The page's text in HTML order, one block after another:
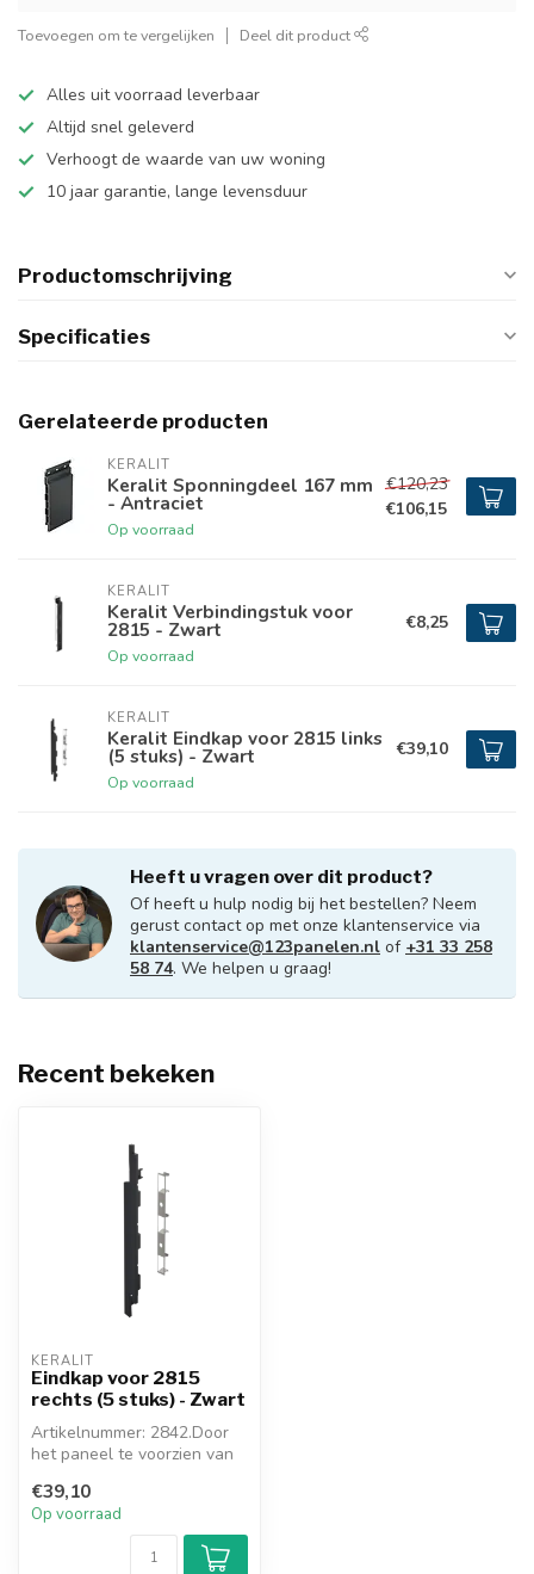
Toevoegen om te vergelijken Deel dit product
Alles uit voorraad leverbaar
Altijd snel geleverd
Verhoogt de waarde van uw woning
10 jaar garantie, lange levensduur
Productomschrijving
Specificaties
Gerelateerde producten
KERALIT
Keralit Sponningdeel 167 mm
- Antraciet
Op voorraad
€120,23
€106,15
KERALIT
Keralit Verbindingstuk voor
2815 - Zwart
Op voorraad
€8,25
KERALIT
Keralit Eindkap voor 2815 links
(5 stuks) - Zwart
Op voorraad
€39,10
Heeft u vragen over dit product?
Of heeft u hulp nodig bij het bestellen? Neem
gerust contact op met onze klantenservice via
klantenservice@123panelen.nl of +31 33 258
58 74. We helpen u graag!
Recent bekeken
KERALIT
Eindkap voor 2815
rechts (5 stuks) - Zwart
Artikelnummer: 2842.Door
het paneel te voorzien van
ont...
€39,10
Op voorraad